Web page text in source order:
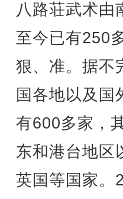
八路荘武术由
至今已有250
狠、准。据不
国各地以及国
有600多家，
东和港台地区
英国等国家。